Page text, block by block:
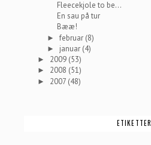
Fleecekjole to be...
En sau på tur
Bææ!
►februar (8)
► januar (4)
► 2009 (53)
► 2008 (51)
► 2007 (48)
ETIKETTER